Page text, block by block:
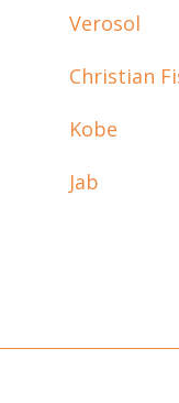
Verosol
Christian
Kobe
Jab